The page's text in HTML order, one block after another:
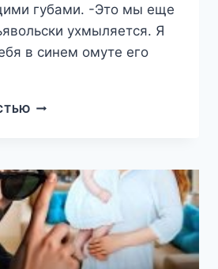
губами. -Это мы еще
ухмыляется. Я
в синем омуте его
СЛУЧАЙНАЯ
(РЕГИНА
ЯНТАРНАЯ)